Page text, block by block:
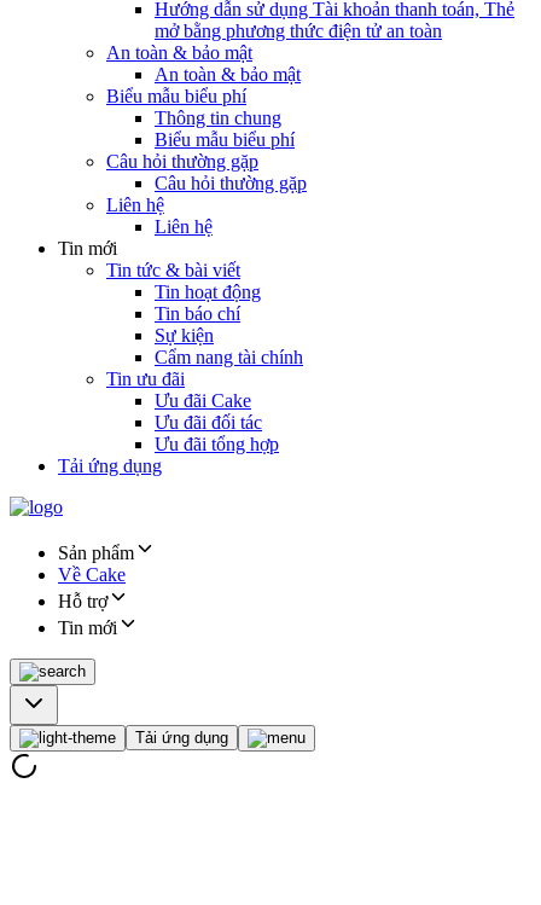
Hướng dẫn sử dụng Tài khoản thanh toán, Thẻ
mở bằng phương thức điện tử an toàn
An toàn & bảo mật
An toàn & bảo mật
Biểu mẫu biểu phí
Thông tin chung
Biểu mẫu biểu phí
Câu hỏi thường gặp
Câu hỏi thường gặp
Liên hệ
Liên hệ
Tin mới
Tin tức & bài viết
Tin hoạt động
Tin báo chí
Sự kiện
Cẩm nang tài chính
Tin ưu đãi
Ưu đãi Cake
Ưu đãi đối tác
Ưu đãi tổng hợp
Tải ứng dụng
Sản phẩm
Về Cake
Hỗ trợ
Tin mới
Tải ứng dụng